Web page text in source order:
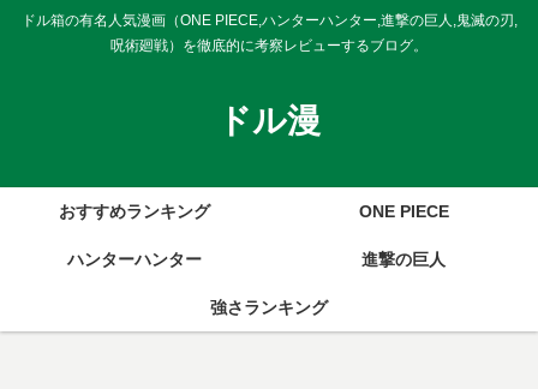
ドル箱の有名人気漫画（ONE PIECE,ハンターハンター,進撃の巨人,鬼滅の刃,
呪術廻戦）を徹底的に考察レビューするブログ。
ドル漫
おすすめランキング ONE PIECE
ハンターハンター 進撃の巨人
強さランキング